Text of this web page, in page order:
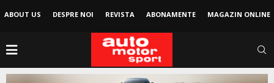
ABOUT US DESPRE NOI REVISTA ABONAMENTE MAGAZIN ONLINE